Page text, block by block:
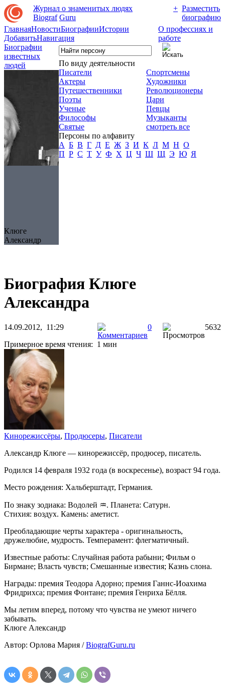
Журнал о знаменитых людях
Biograf Guru
+ Разместить
биографию
ГлавнаяНовостиБиографииИстории
ДобавитьНавигация
О профессиях и
работе
Биографии
известных
людей
Клюге
Александр
По виду деятельности
Писатели
Актеры
Путешественники
Поэты
Ученые
Философы
Святые
Спортсмены
Художники
Революционеры
Цари
Певцы
Музыканты
смотреть все
Персоны по алфавиту
А Б В Г Д Е Ж З И К Л М Н О
П Р С Т У Ф Х Ц Ч Ш Щ Э Ю Я
Биография Клюге
Александра
14.09.2012, 11:29 0
5632
Примерное время чтения: 1 мин
Кинорежиссёры, Продюсеры, Писатели
Александр Клюге — кинорежиссёр, продюсер, писатель.
Родился 14 февраля 1932 года (в воскресенье), возраст 94 года.
Место рождения: Хальберштадт, Германия.
По знаку зодиака: Водолей ♒. Планета: Сатурн.
Стихия: воздух. Камень: аметист.
Преобладающие черты характера - оригинальность,
дружелюбие, мудрость. Темперамент: флегматичный.
Известные работы: Случайная работа рабыни; Фильм о
Бирмане; Власть чувств; Смешанные известия; Казнь слона.
Награды: премия Теодора Адорно; премия Ганнс-Иоахима
Фридрихса; премия Фонтане; премия Генриха Бёлля.
Мы летим вперед, потому что чувства не умеют ничего
забывать.
Клюге Александр
Автор: Орлова Мария /BiografGuru.ru